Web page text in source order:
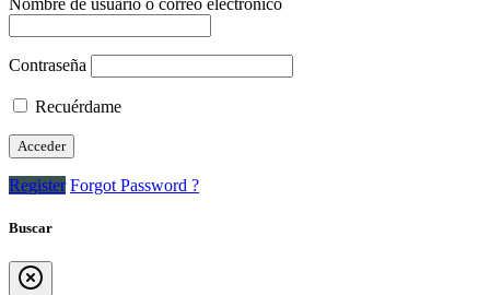
Nombre de usuario o correo electrónico
Contraseña
Recuérdame
Register Forgot Password ?
Buscar